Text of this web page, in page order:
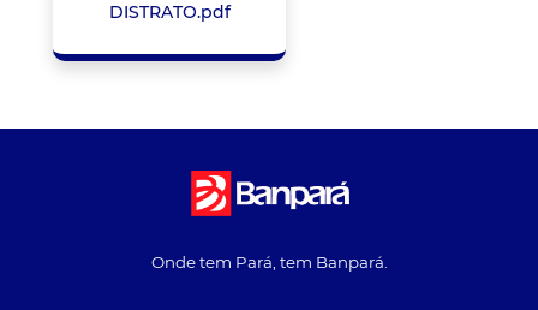
DISTRATO.pdf
Onde tem Pará, tem Banpará.